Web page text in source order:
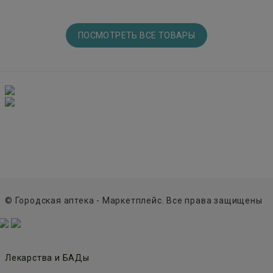
ПОСМОТРЕТЬ ВСЕ ТОВАРЫ
© Городская аптека - Маркетплейс. Все права защищены
Лекарства и БАДы